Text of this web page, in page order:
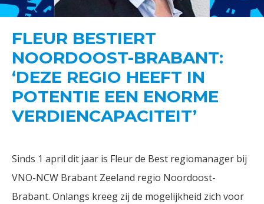
FLEUR BESTIERT
NOORDOOST-BRABANT:
‘DEZE REGIO HEEFT IN
POTENTIE EEN ENORME
VERDIENCAPACITEIT’
Sinds 1 april dit jaar is Fleur de Best regiomanager bij
VNO-NCW Brabant Zeeland regio Noordoost-
Brabant. Onlangs kreeg zij de mogelijkheid zich voor